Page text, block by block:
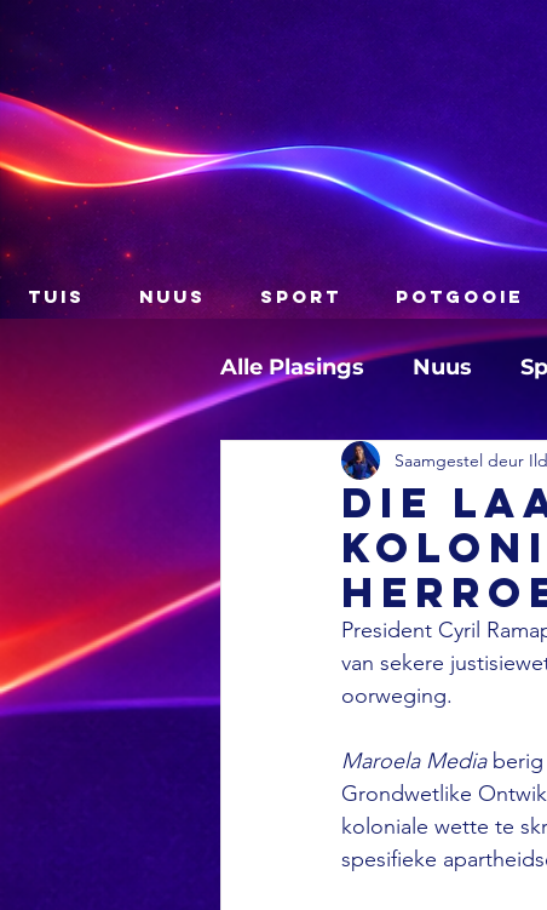
TUIS NUUS SPORT POTGOOIE
Alle Plasings Nuus
Die
Saamgestel deur
President Cyril
van sekere
oorweging.
Maroela Media
Grondwetlike
koloniale wette te
spesifieke